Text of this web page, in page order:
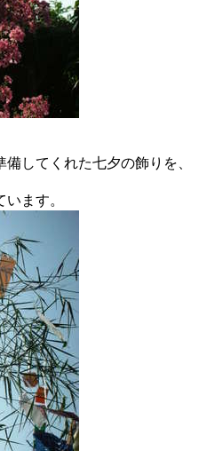
してくれた七夕の飾りを、
ます。